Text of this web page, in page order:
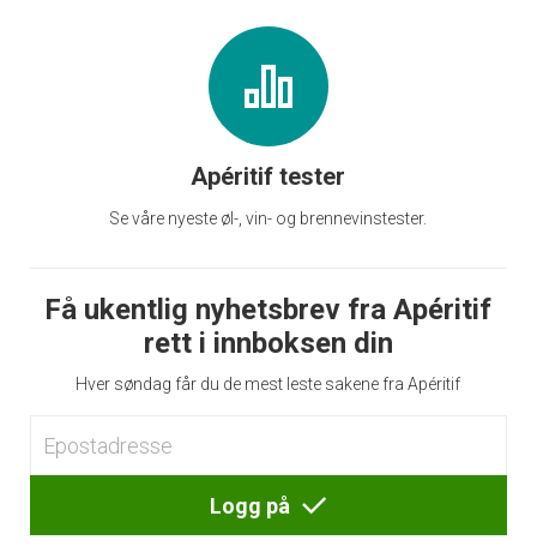
Apéritif tester
Se våre nyeste øl-, vin- og brennevinstester.
Få ukentlig nyhetsbrev fra Apéritif
rett i innboksen din
Hver søndag får du de mest leste sakene fra Apéritif
Logg på